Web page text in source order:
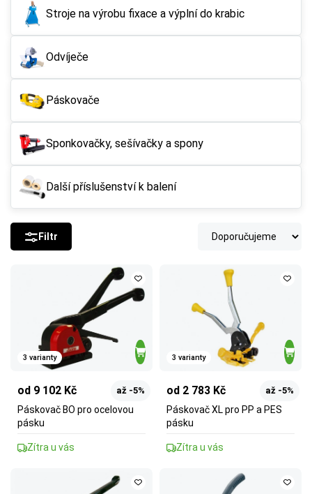
Stroje na výrobu fixace a výplní do krabic
Odvíječe
Páskovače
Sponkovačky, sešívačky a spony
Další příslušenství k balení
Filtr
3 varianty
od 9 102 Kč až -5%
Páskovač BO pro ocelovou
pásku
Zítra u vás
3 varianty
od 2 783 Kč až -5%
Páskovač XL pro PP a PES
pásku
Zítra u vás